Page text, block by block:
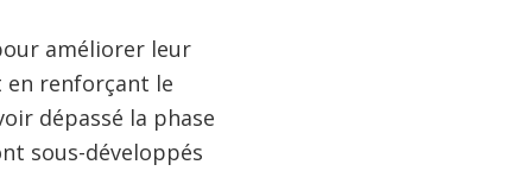
améliorer leur
en renforçant le
dépassé la phase
sous-développés